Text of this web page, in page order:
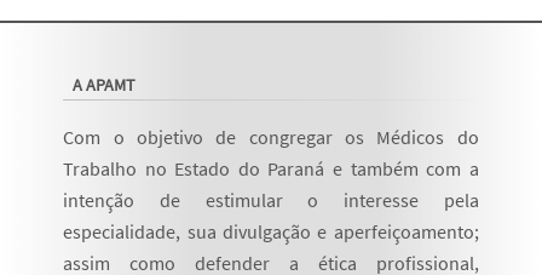
A APAMT
Com o objetivo de congregar os Médicos do
Trabalho no Estado do Paraná e também com a
intenção de estimular o interesse pela
especialidade, sua divulgação e aperfeiçoamento;
assim como defender a ética profissional,